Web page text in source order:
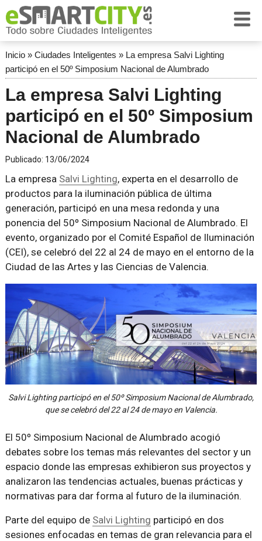
Inicio» Ciudades Inteligentes » La empresa Salvi Lighting
participó en el 50º Simposium Nacional de Alumbrado
La empresa Salvi Lighting
participó en el 50º Simposium
Nacional de Alumbrado
Publicado: 13/06/2024
La empresa Salvi Lighting, experta en el desarrollo de
productos para la iluminación pública de última
generación, participó en una mesa redonda y una
ponencia del 50º Simposium Nacional de Alumbrado. El
evento, organizado por el Comité Español de Iluminación
(CEI), se celebró del 22 al 24 de mayo en el entorno de la
Ciudad de las Artes y las Ciencias de Valencia.
Salvi Lighting participó en el 50º Simposium Nacional de Alumbrado,
que se celebró del 22 al 24 de mayo en Valencia.
El 50º Simposium Nacional de Alumbrado acogió
debates sobre los temas más relevantes del sector y un
espacio donde las empresas exhibieron sus proyectos y
analizaron las tendencias actuales, buenas prácticas y
normativas para dar forma al futuro de la iluminación.
Parte del equipo de Salvi Lighting participó en dos
sesiones enfocadas en temas de gran relevancia para el